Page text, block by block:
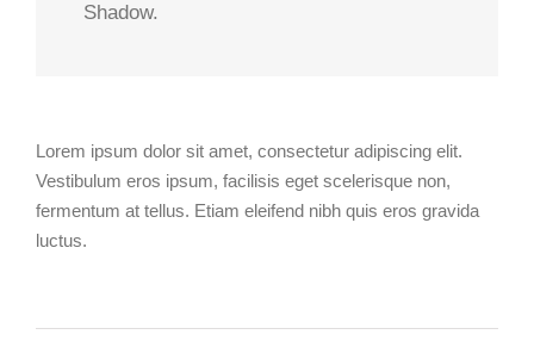
Shadow.
Lorem ipsum dolor sit amet, consectetur adipiscing elit.
Vestibulum eros ipsum, facilisis eget scelerisque non,
fermentum at tellus. Etiam eleifend nibh quis eros gravida
luctus.